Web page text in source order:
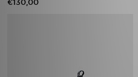
€130,00